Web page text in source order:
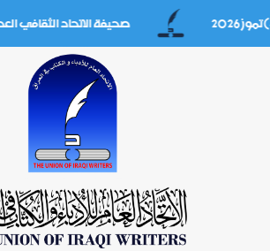
صحيفة الاتحاد الثقافي العدد(104)-تموز-2026